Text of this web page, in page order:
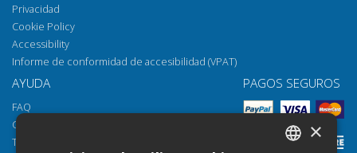
Privacidad
Cookie Policy
Accessibility
Informe de conformidad de accesibilidad (VPAT)
AYUDA
FAQ
Cómo abrir los archivos
Torrossa Reader
PAGOS SEGUROS
×